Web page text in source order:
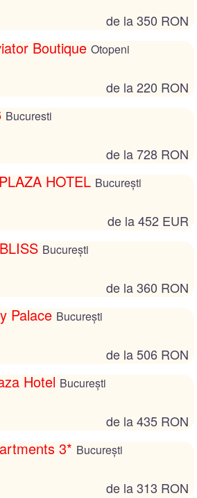
de la 350 RON
Boutique Otopeni
de la 220 RON
Bucuresti
de la 728 RON
HOTEL București
de la 452 EUR
București
de la 360 RON
Palace București
de la 506 RON
Hotel București
de la 435 RON
3* București
de la 313 RON